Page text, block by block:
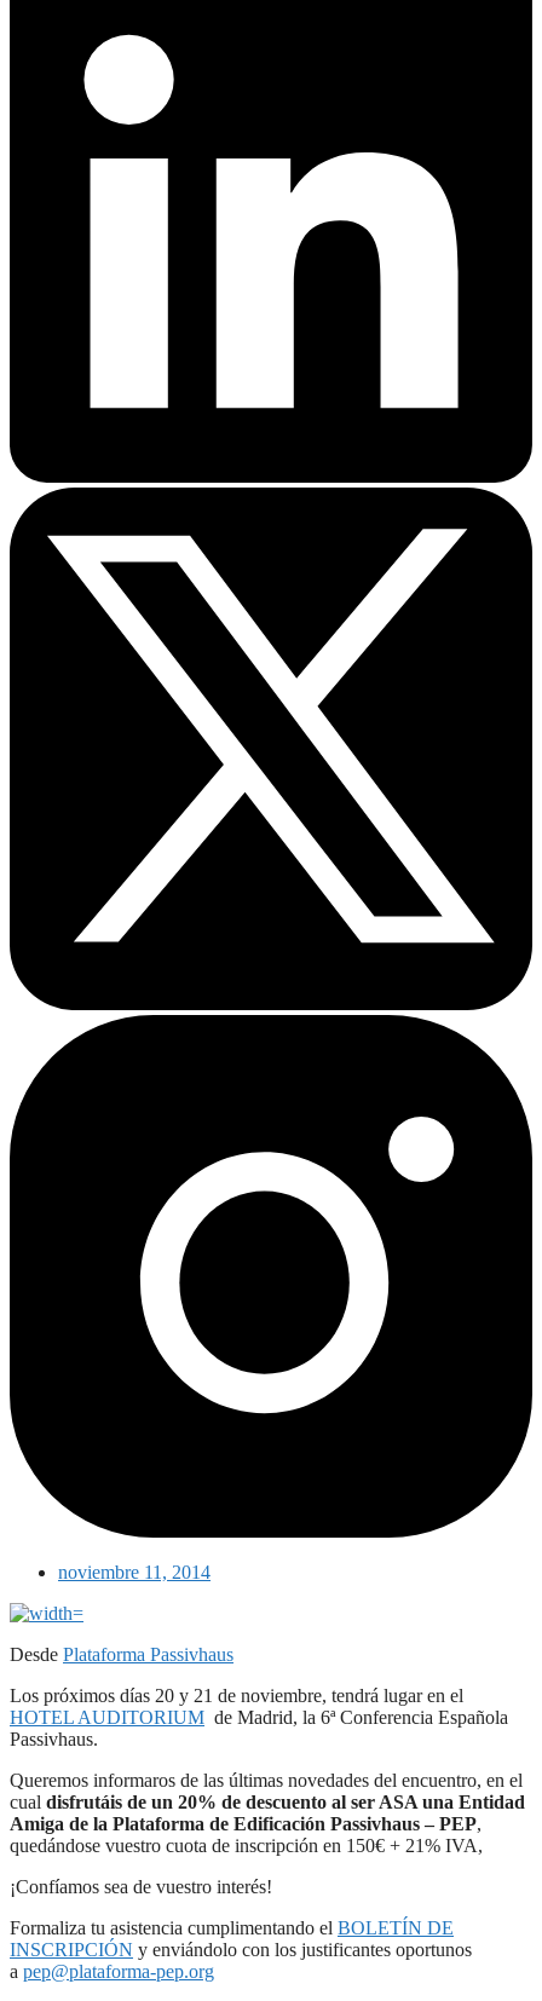
noviembre 11, 2014
Desde Plataforma Passivhaus
Los próximos días 20 y 21 de noviembre, tendrá lugar en el
HOTEL AUDITORIUM de Madrid, la 6ª Conferencia Española
Passivhaus.
Queremos informaros de las últimas novedades del encuentro, en el
cual disfrutáis de un 20% de descuento al ser ASA una Entidad
Amiga de la Plataforma de Edificación Passivhaus – PEP,
quedándose vuestro cuota de inscripción en 150€ + 21% IVA,
¡Confíamos sea de vuestro interés!
Formaliza tu asistencia cumplimentando el BOLETÍN DE
INSCRIPCIÓN y enviándolo con los justificantes oportunos
a pep@plataforma-pep.org